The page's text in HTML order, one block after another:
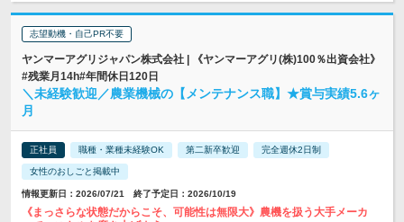
志望動機・自己PR不要
ヤンマーアグリジャパン株式会社 | 《ヤンマーアグリ(株)100％出資会社》
#残業月14h#年間休日120日
＼未経験歓迎／農業機械の【メンテナンス職】★賞与実績5.6ヶ
月
正社員 職種・業種未経験OK 第二新卒歓迎 完全週休2日制
女性のおしごと掲載中
情報更新日：2026/07/21 終了予定日：2026/10/19
《まっさらな状態だからこそ、可能性は無限大》農機を扱う大手メーカ